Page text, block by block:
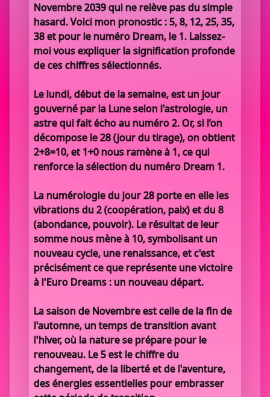
Novembre 2039 qui ne relève pas du simple
hasard. Voici mon pronostic : 5, 8, 12, 25, 35,
38 et pour le numéro Dream, le 1. Laissez-
moi vous expliquer la signification profonde
de ces chiffres sélectionnés.
Le lundi, début de la semaine, est un jour
gouverné par la Lune selon l'astrologie, un
astre qui fait écho au numéro 2. Or, si l’on
décompose le 28 (jour du tirage), on obtient
2+8=10, et 1+0 nous ramène à 1, ce qui
renforce la sélection du numéro Dream 1.
La numérologie du jour 28 porte en elle les
vibrations du 2 (coopération, paix) et du 8
(abondance, pouvoir). Le résultat de leur
somme nous mène à 10, symbolisant un
nouveau cycle, une renaissance, et c'est
précisément ce que représente une victoire
à l'Euro Dreams : un nouveau départ.
La saison de Novembre est celle de la fin de
l'automne, un temps de transition avant
l'hiver, où la nature se prépare pour le
renouveau. Le 5 est le chiffre du
changement, de la liberté et de l'aventure,
des énergies essentielles pour embrasser